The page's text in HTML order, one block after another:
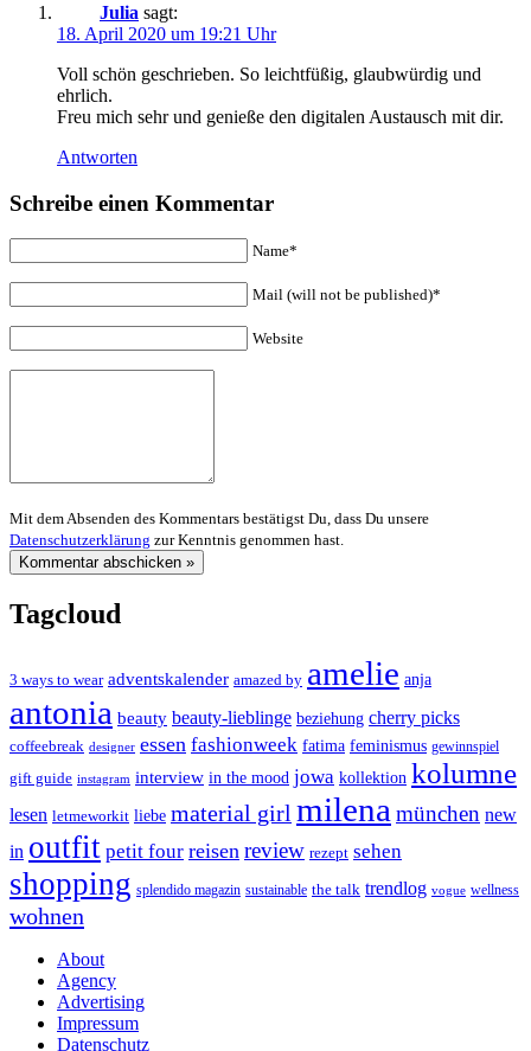
Julia sagt:
18. April 2020 um 19:21 Uhr
Voll schön geschrieben. So leichtfüßig, glaubwürdig und
ehrlich.
Freu mich sehr und genieße den digitalen Austausch mit dir.
Antworten
Schreibe einen Kommentar
Name*
Mail (will not be published)*
Website
Mit dem Absenden des Kommentars bestätigst Du, dass Du unsere
Datenschutzerklärung zur Kenntnis genommen hast.
Tagcloud
3 ways to wear adventskalender amazed by amelie anja
antonia beauty beauty-lieblinge beziehung cherry picks
coffeebreak designer essen fashionweek fatima feminismus gewinnspiel
gift guide instagram interview in the mood jowa kollektion kolumne
lesen letmeworkit liebe material girl milena münchen new
in outfit petit four reisen review rezept sehen
shopping splendido magazin sustainable the talk trendlog vogue wellness
wohnen
About
Agency
Advertising
Impressum
Datenschutz